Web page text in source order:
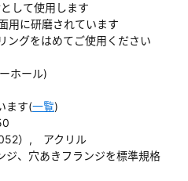
して使用します
用に研磨されています
ングをはめてご使用ください
ホール)
ます(一覧)
）, アクリル
ジ、穴あきフランジを標準規格